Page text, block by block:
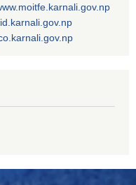
moitfe.karnali.gov.np